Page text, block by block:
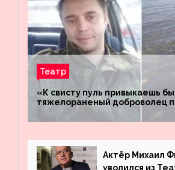
Театр
«К свисту пуль привыкаешь
тяжелораненый доброволец
четыре километра через
поле
Актёр Михаил
уволился из